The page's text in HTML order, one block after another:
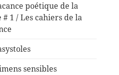
poétique de la
# 1 / Les cahiers de la
sensibles